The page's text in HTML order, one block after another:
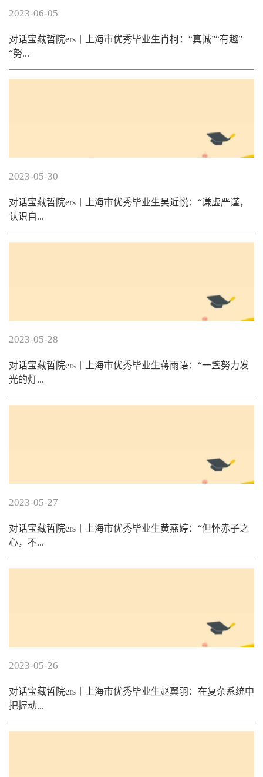
2023-06-05
对话宝藏哲院ers丨上海市优秀毕业生肖柯：“真诚”“有趣”
“努...
2023-05-30
对话宝藏哲院ers丨上海市优秀毕业生吴近悦：“谦虚严谨，
认识自...
2023-05-28
对话宝藏哲院ers丨上海市优秀毕业生蒋雨语：“一盏努力发
光的灯...
2023-05-27
对话宝藏哲院ers丨上海市优秀毕业生黄燕婷：“但怀赤子之
心，不...
2023-05-26
对话宝藏哲院ers丨上海市优秀毕业生赵翼羽：在复杂系统中
把握动...